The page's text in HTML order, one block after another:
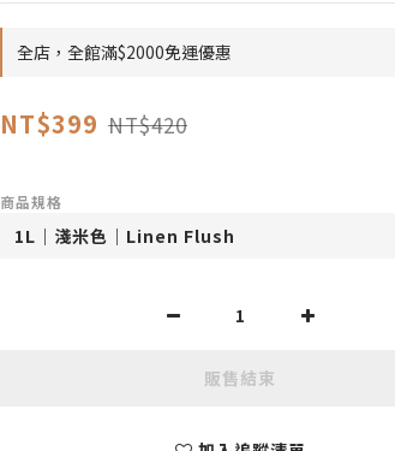
全店，全館滿$2000免運優惠
NT$399 NT$420
商品規格
販售結束